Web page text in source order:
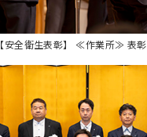
【安全衛生表彰】 ≪作業所≫ 表彰